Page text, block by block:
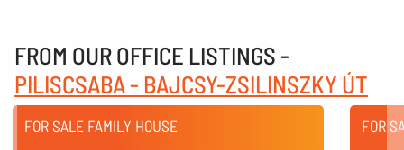
FROM OUR OFFICE LISTINGS -
PILISCSABA - BAJCSY-ZSILINSZKY ÚT
FOR SALE FAMILY HOUSE FOR